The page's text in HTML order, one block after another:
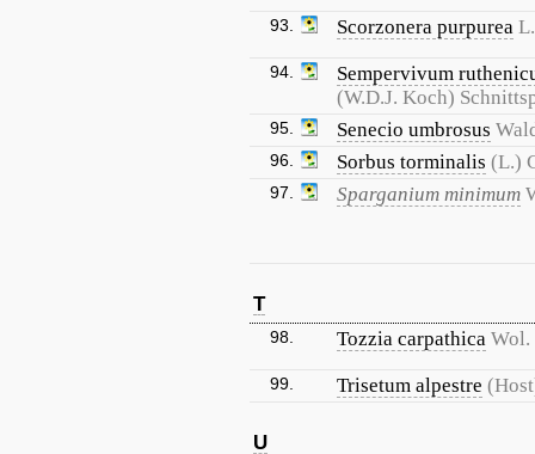
93. Scorzonera purpurea L.
94.
Sempervivum
(W.D.J. Koch)
95. Senecio umbrosus
96. Sorbus torminalis (L.)
97. Sparganium minimum
T
98. Tozzia carpathica Wol.
99. Trisetum alpestre
U